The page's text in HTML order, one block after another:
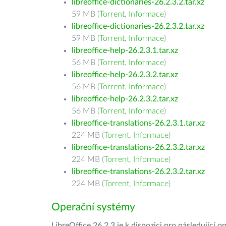
libreoffice-dictionaries-26.2.3.2.tar.xz
59 MB (Torrent, Informace)
libreoffice-dictionaries-26.2.3.2.tar.xz
59 MB (Torrent, Informace)
libreoffice-help-26.2.3.1.tar.xz
56 MB (Torrent, Informace)
libreoffice-help-26.2.3.2.tar.xz
56 MB (Torrent, Informace)
libreoffice-help-26.2.3.2.tar.xz
56 MB (Torrent, Informace)
libreoffice-translations-26.2.3.1.tar.xz
224 MB (Torrent, Informace)
libreoffice-translations-26.2.3.2.tar.xz
224 MB (Torrent, Informace)
libreoffice-translations-26.2.3.2.tar.xz
224 MB (Torrent, Informace)
Operační systémy